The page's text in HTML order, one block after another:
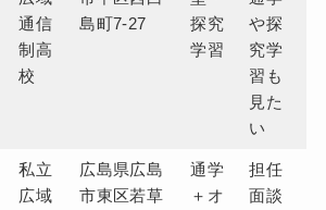
通信
制高
校
島町7-27
探究
学習
や探
究学
習も
見た
い
私立
広域
広島県広島
市東区若草
通学
＋オ
担任
面談